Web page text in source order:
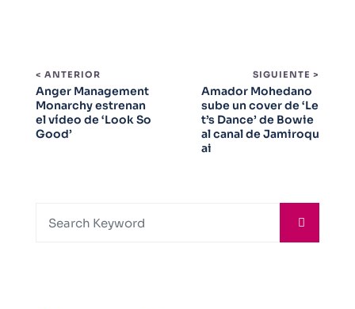
< ANTERIOR
Anger Management
Monarchy estrenan
el vídeo de ‘Look So
Good’
SIGUIENTE >
Amador Mohedano
sube un cover de ‘Le
t’s Dance’ de Bowie
al canal de Jamiroqu
ai